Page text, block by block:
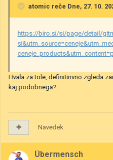
atomic reče Dne, 27. 10.
https://biro.si/si/page/detail/
Hvala za tole, definitinvno zgleda
kaj podobnega?
Navedek
Übermensch